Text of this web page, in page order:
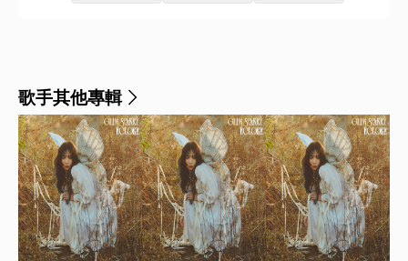
歌手其他專輯